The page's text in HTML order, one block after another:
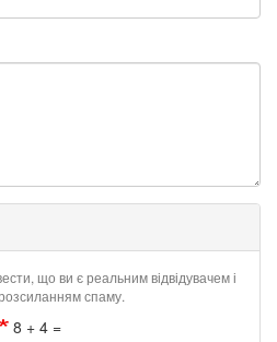
що ви є реальним відвідувачем і
спаму.
8 + 4 =